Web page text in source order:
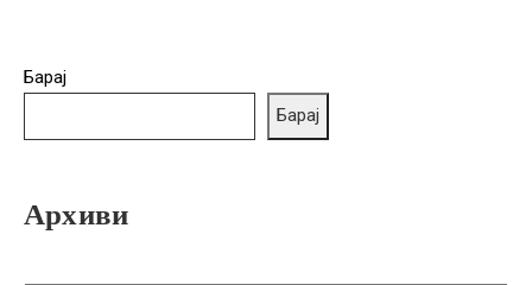
Барај
Барај
Архиви